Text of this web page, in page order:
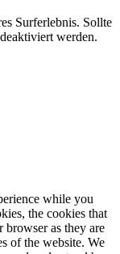
Surferlebnis. Sollte
werden.
while you
the cookies that
browser as they are
of the website. We